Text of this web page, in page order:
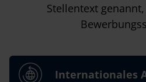
Stellentext
Internationales